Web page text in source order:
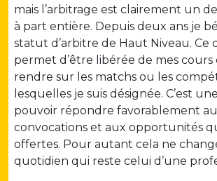
mais l’arbitrage est clairement un
à part entière. Depuis deux ans je
statut d’arbitre de Haut Niveau. Ce
permet d’être libérée de mes
rendre sur les matchs ou les
lesquelles je suis désignée. C’est
pouvoir répondre favorablement
convocations et aux opportunités
offertes. Pour autant cela ne
quotidien qui reste celui d’une